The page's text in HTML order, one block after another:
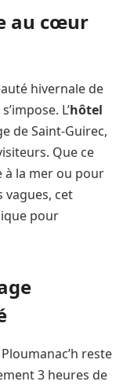
au cœur
hivernale de
L’hôtel
de Saint-Guirec,
Que ce
à la mer ou pour
vagues, cet
pour
reste
3 heures de